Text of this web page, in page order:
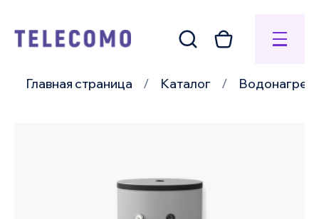
Главная страница Каталог